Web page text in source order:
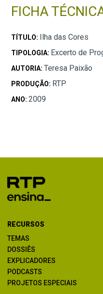
FICHA
TÍTULO: Ilha das Cores
TIPOLOGIA: Excerto de
AUTORIA: Teresa Paixão
PRODUÇÃO: RTP
ANO: 2009
RECURSOS
TEMAS
DOSSIÊS
EXPLICADORES
PODCASTS
PROJETOS ESPECIAIS